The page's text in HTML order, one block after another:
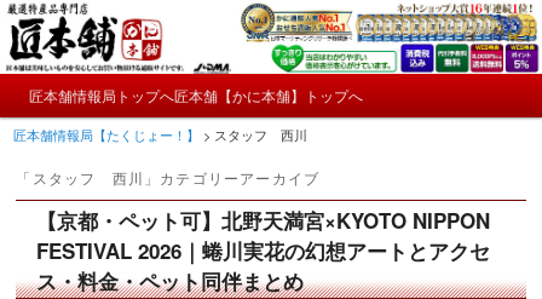
メ
イ
ン
ン
テ
サ
ブ
コ
テ
ン
匠本舗情報局【たくじょー！】
かにやおせちについてのおもしろ情報や興味深い記事をお届けします。
ン
メ
イ
ン
コ
ン
サ
ブ
コ
ン
テ
匠本舗情報局トップへ匠本舗【かに本舗】トップへ
匠本舗情報局【たくじょー！】 > スタッフ 西川
「 スタッフ 西川 」カテゴリーアーカイブ
【京都・ペット可】北野天満宮×KYOTO NIPPON
FESTIVAL 2026｜蜷川実花の幻想アートとアクセ
ス・料金・ペット同伴まとめ